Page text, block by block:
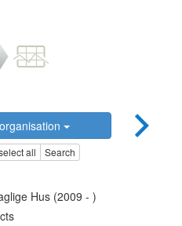
all Search
Hus (2009 - )